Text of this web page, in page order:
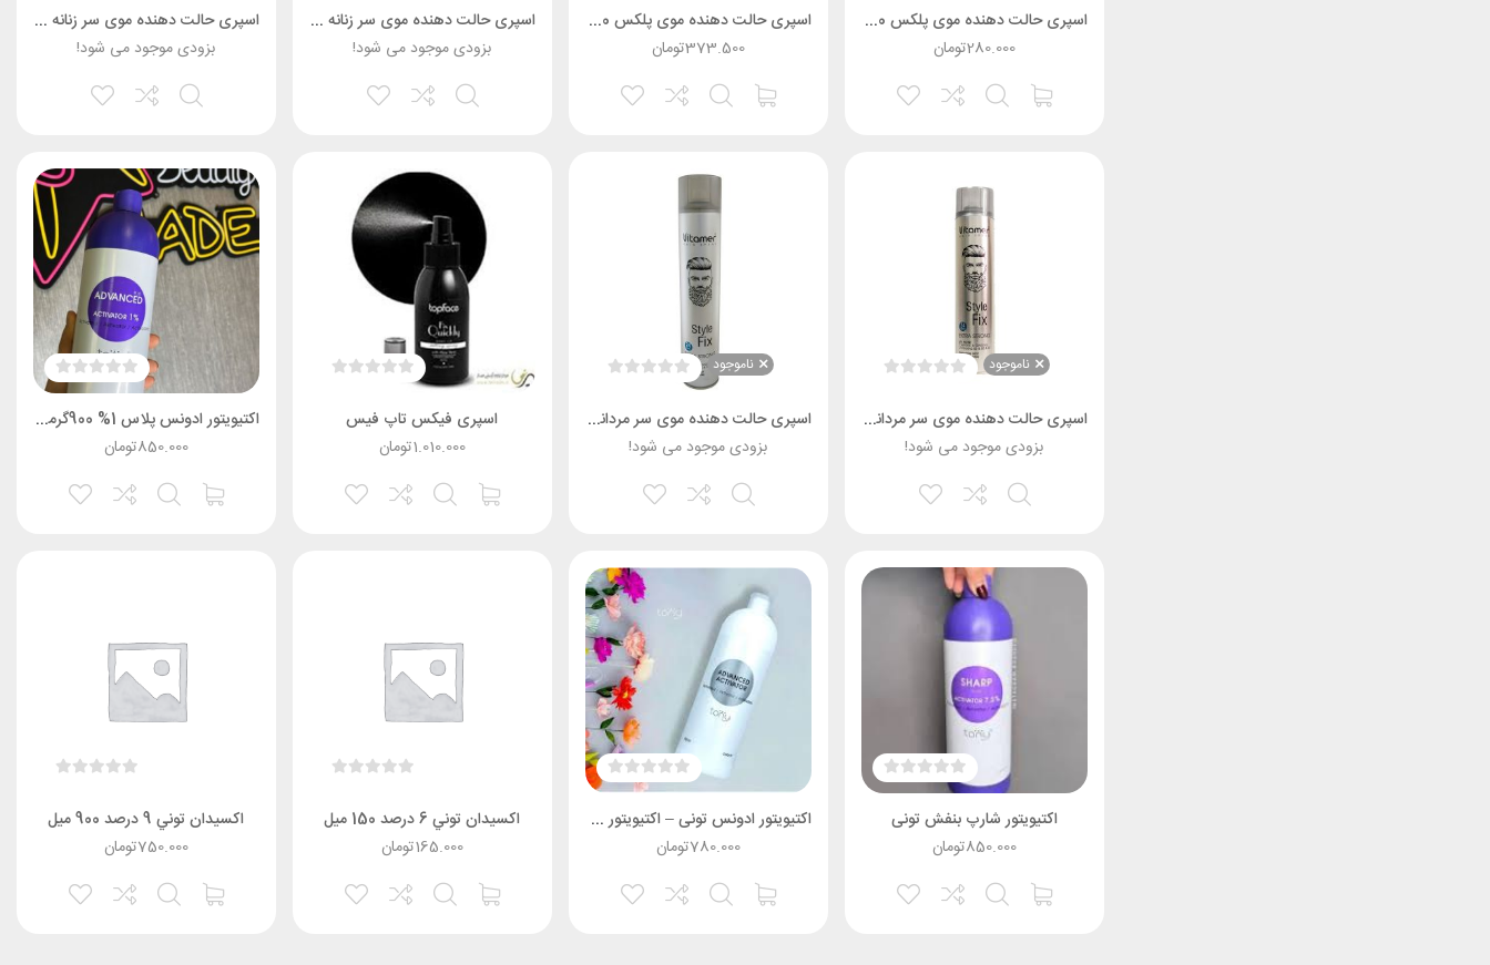
اسپری حالت دهنده موی پلکس 60 تونی
تومان280.000
اسپری حالت دهنده موی پلکس 80 تونی
تومان373.500
اسپری حالت دهنده موی سر زنانه ویتامر 250 میلی
بزودی موجود می شود!
اسپری حالت دهنده موی سر زنانه ویتامر 500 میلی
بزودی موجود می شود!
ناموجود
اسپری حالت دهنده موی سر مردانه ویتامر 250 میلی
بزودی موجود می شود!
ناموجود
اسپری حالت دهنده موی سر مردانه ویتامر 500 میلی
بزودی موجود می شود!
اسپری فیکس تاپ فیس
تومان1.010.000
اکتيويتور ادونس پلاس 1% 900گرمي بنفش – اکتیویتور بنفش تونی
تومان850.000
اکتيويتور شارپ بنفش تونی
تومان850.000
اکتیویتور ادونس تونی – اکتیویتور هوشمند تونی
تومان780.000
اکسيدان توني 6 درصد 150 ميل
تومان165.000
اکسيدان توني 9 درصد 900 ميل
تومان750.000